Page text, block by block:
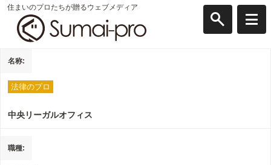
住まいのプロたちが贈るウェブメディア
名称
法律のプロ
中央リーガルオフィス
職種